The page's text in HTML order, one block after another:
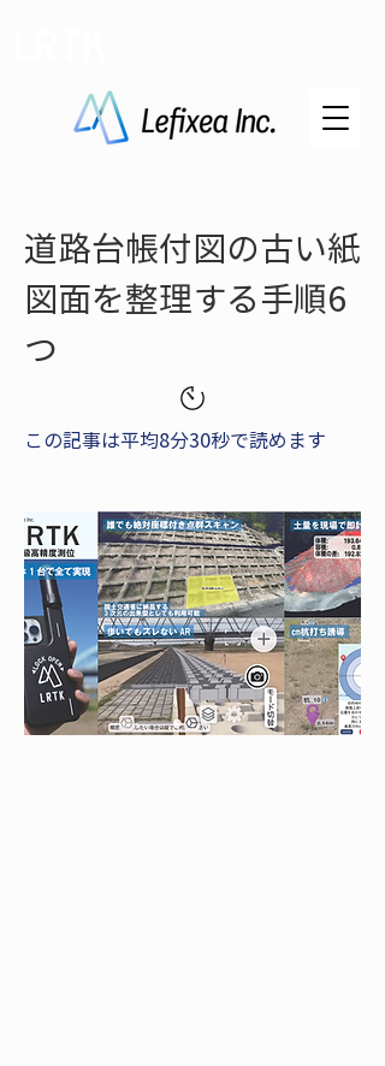
道路台帳付図の古い紙
図面を整理する手順6
つ
この記事は平均8分30秒で読めます